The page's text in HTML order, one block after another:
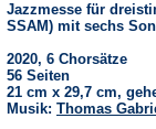
Jazzmesse für
SSAM) mit sechs
2020, 6 Chorsätze
56 Seiten
21 cm x 29,7 cm,
Musik: Thomas